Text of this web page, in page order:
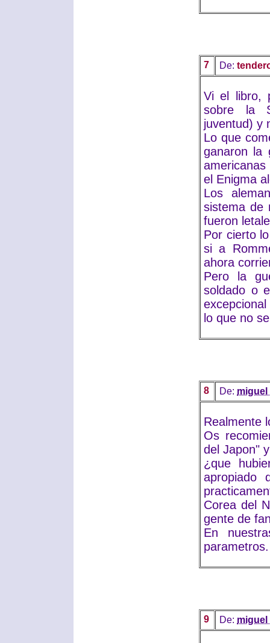
7 De:
Vi el libro,
sobre la
juventud) y
Lo que
ganaron la
el Enigma
Los
sistema de
fueron
Por cierto
si a
ahora
Pero la
soldado o
lo que no
8 De: miguel
Realmente
Os
del Japon"
¿que
apropiado
Corea del
gente de
En
parametros.
9 De: miguel